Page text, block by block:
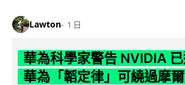
Lawton 1 日
華為科學家警告 NVIDIA
華為「韜定律」可繞過摩